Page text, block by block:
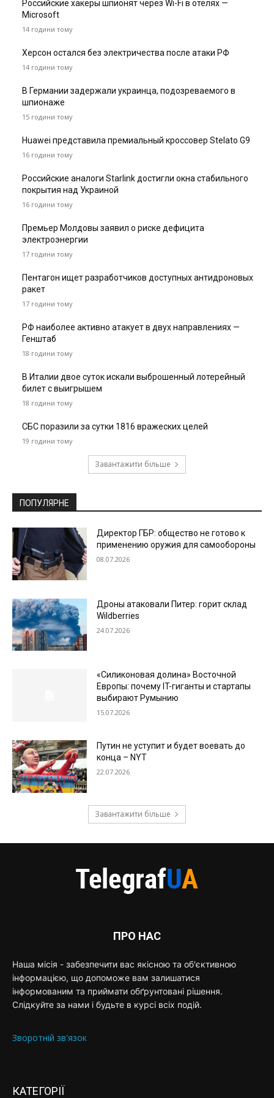
Российские хакеры шпионят через Wi-Fi в отелях —
Microsoft
14 години тому
Херсон остался без электричества после атаки РФ
14 години тому
В Германии задержали украинца, подозреваемого в
шпионаже
15 години тому
Huawei представила премиальный кроссовер Stelato G9
16 години тому
Российские аналоги Starlink достигли окна стабильного
покрытия над Украиной
16 години тому
Премьер Молдовы заявил о риске дефицита
электроэнергии
17 години тому
Пентагон ищет разработчиков доступных антидроновых
ракет
17 години тому
РФ наиболее активно атакует в двух направлениях —
Генштаб
18 години тому
В Италии двое суток искали выброшенный лотерейный
билет с выигрышем
18 години тому
СБС поразили за сутки 1816 вражеских целей
19 години тому
Завантажити більше
ПОПУЛЯРНЕ
Директор ГБР: общество не готово к
применению оружия для самообороны
08.07.2026
Дроны атаковали Питер: горит склад
Wildberries
24.07.2026
«Силиконовая долина» Восточной
Европы: почему IT-гиганты и стартапы
выбирают Румынию
15.07.2026
Путин не уступит и будет воевать до
конца – NYT
22.07.2026
Завантажити більше
ПРО НАС
Наша місія - забезпечити вас якісною та об'єктивною
інформацією, що допоможе вам залишатися
інформованим та приймати обґрунтовані рішення.
Слідкуйте за нами і будьте в курсі всіх подій.
Зворотній зв'язок
КАТЕГОРІЇ